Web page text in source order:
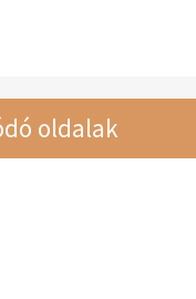
oldalak